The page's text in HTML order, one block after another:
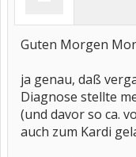
Guten Morgen
ja genau, daß
Diagnose stellte
(und davor so ca.
auch zum Kardi